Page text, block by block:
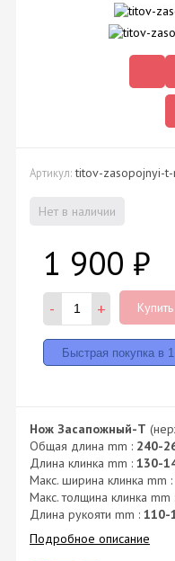
Артикул: titov-zasopojnyi-
Нет в наличии
1 900 ₽
- + Купить
Нож Засапожный-Т
Общая длина mm : 240-
Длина клинка mm : 130-
Макс. ширина клинка mm :
Макс. толщина клинка mm :
Длина рукояти mm : 110-
Подробное описание